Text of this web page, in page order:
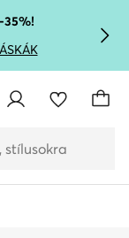
35%!
stílusokra